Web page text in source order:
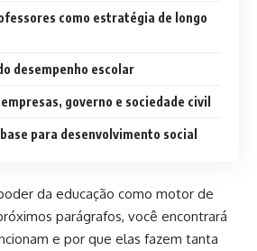
como estratégia de longo
desempenho escolar
governo e sociedade civil
para desenvolvimento social
da educação como motor de
parágrafos, você encontrará
e por que elas fazem tanta